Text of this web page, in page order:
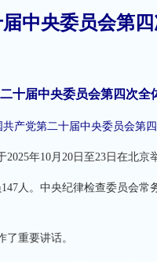
中央委员会第
十届中央委员会第四次全
共产党第二十届中央委员会第
年10月20日至23日在北京举
人。中央纪律检查委员会常
重要讲话。